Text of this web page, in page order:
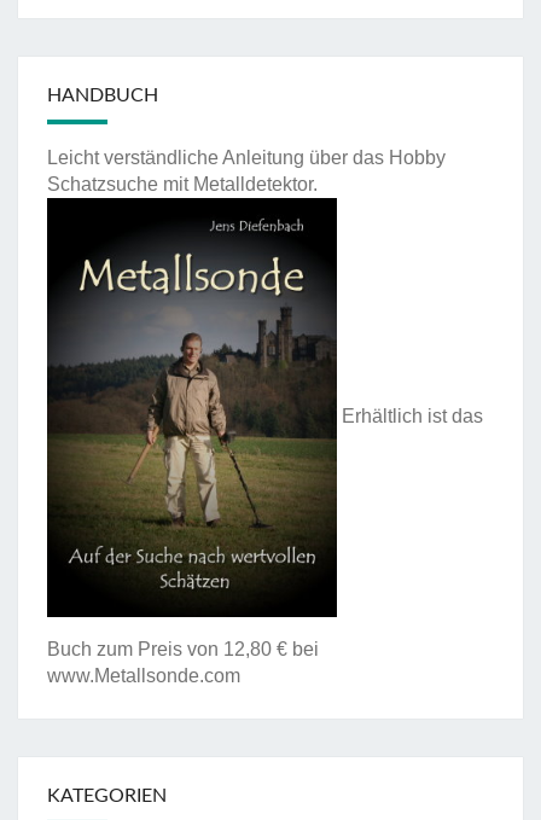
HANDBUCH
Leicht verständliche Anleitung über das Hobby
Schatzsuche mit Metalldetektor.
Erhältlich ist das
Buch zum Preis von 12,80 € bei
www.Metallsonde.com
KATEGORIEN